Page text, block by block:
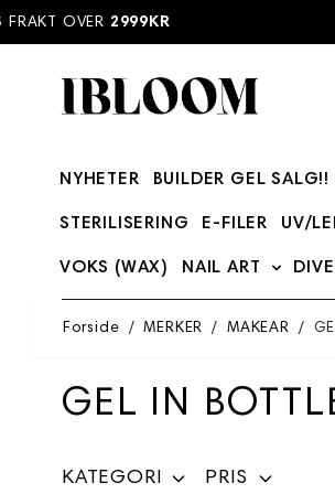
Hopp til innhold
OVER2999KR
NYHETER BUILDER GEL SALG!!
STERILISERING
E-FILER UV/
VOKS (WAX)
NAIL ART
Forside / MERKER / MAKEAR /
GEL IN
KATEGORI PRIS